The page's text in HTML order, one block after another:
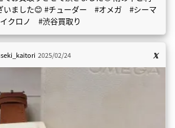
いました😊 #チューダー #オメガ #シーマ
クロノ #渋谷買取り
2025/02/24